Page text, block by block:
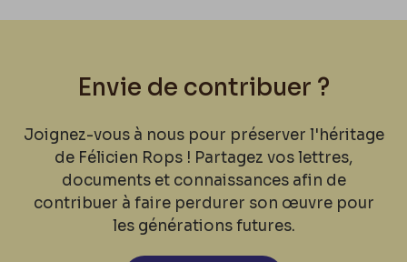
Envie de contribuer ?
Joignez-vous à nous pour préserver l'héritage
de Félicien Rops ! Partagez vos lettres,
documents et connaissances afin de
contribuer à faire perdurer son œuvre pour
les générations futures.